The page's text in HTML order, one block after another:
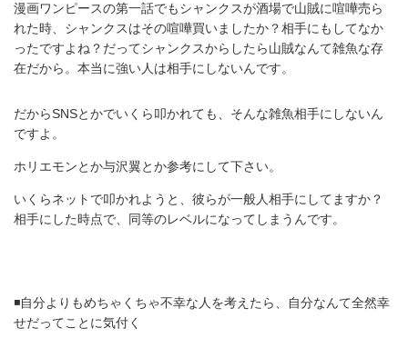
漫画ワンピースの第一話でもシャンクスが酒場で山賊に喧嘩売ら
れた時、シャンクスはその喧嘩買いましたか？相手にもしてなか
ったですよね？だってシャンクスからしたら山賊なんて雑魚な存
在だから。本当に強い人は相手にしないんです。
だからSNSとかでいくら叩かれても、そんな雑魚相手にしないん
ですよ。
ホリエモンとか与沢翼とか参考にして下さい。
いくらネットで叩かれようと、彼らが一般人相手にしてますか？
相手にした時点で、同等のレベルになってしまうんです。
◾️自分よりもめちゃくちゃ不幸な人を考えたら、自分なんて全然幸
せだってことに気付く